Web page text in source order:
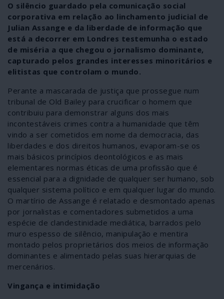
O silêncio guardado pela comunicação social
corporativa em relação ao linchamento judicial de
Julian Assange e da liberdade de informação que
está a decorrer em Londres testemunha o estado
de miséria a que chegou o jornalismo dominante,
capturado pelos grandes interesses minoritários e
elitistas que controlam o mundo.
Perante a mascarada de justiça que prossegue num
tribunal de Old Bailey para crucificar o homem que
contribuiu para demonstrar alguns dos mais
incontestáveis crimes contra a humanidade que têm
vindo a ser cometidos em nome da democracia, das
liberdades e dos direitos humanos, evaporam-se os
mais básicos princípios deontológicos e as mais
elementares normas éticas de uma profissão que é
essencial para a dignidade de qualquer ser humano, sob
qualquer sistema político e em qualquer lugar do mundo.
O martírio de Assange é relatado e desmontado apenas
por jornalistas e comentadores submetidos a uma
espécie de clandestinidade mediática, barrados pelo
muro espesso de silêncio, manipulação e mentira
montado pelos proprietários dos meios de informação
dominantes e alimentado pelas suas hierarquias de
mercenários.
Vingança e intimidação